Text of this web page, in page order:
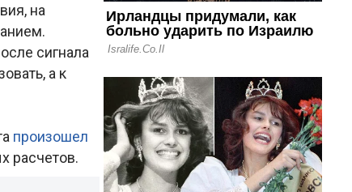
на
сигнала
а к
произошел
расчетов.